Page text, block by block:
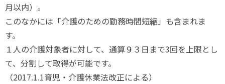
月以内）。
このなかには「介護のための勤務時間短縮」も含まれま
す。
１人の介護対象者に対して、通算９３日まで3回を上限とし
て、分割して取得が可能です。
（2017.1.1育児・介護休業法改正による）